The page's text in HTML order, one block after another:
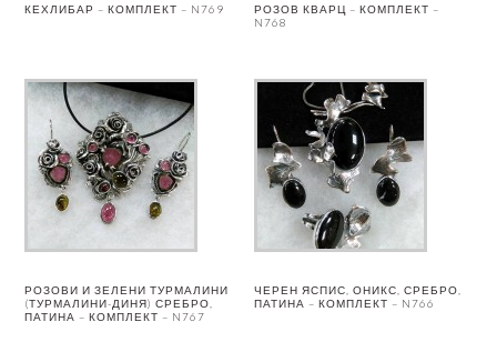
КЕХЛИБАР – КОМПЛЕКТ – N769
РОЗОВ КВАРЦ – КОМПЛЕКТ –
N768
РОЗОВИ И ЗЕЛЕНИ ТУРМАЛИНИ
(ТУРМАЛИНИ-ДИНЯ) СРЕБРО,
ПАТИНА – КОМПЛЕКТ – N767
ЧЕРЕН ЯСПИС, ОНИКС, СРЕБРО,
ПАТИНА – КОМПЛЕКТ – N766